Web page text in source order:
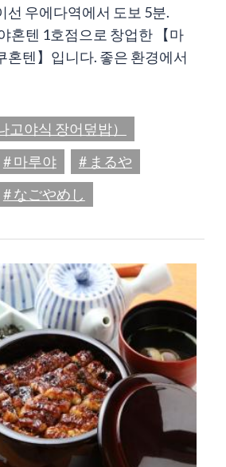
선 우에다역에서 도보 5분.
혼텐 1호점으로 창업한 【마
혼텐】입니다. 좋은 환경에서
야식 장어덮밥）
# 마루야
# まるや
# なごやめし